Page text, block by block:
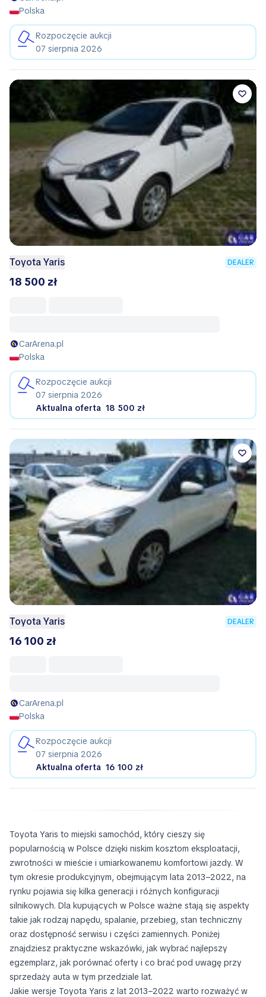
Polska
Rozpoczęcie aukcji
07 sierpnia 2026
Toyota Yaris DEALER
18 500 zł
CarArena.pl
Polska
Rozpoczęcie aukcji
07 sierpnia 2026
Aktualna oferta 18 500 zł
Toyota Yaris DEALER
16 100 zł
CarArena.pl
Polska
Rozpoczęcie aukcji
07 sierpnia 2026
Aktualna oferta 16 100 zł
Toyota Yaris to miejski samochód, który cieszy się
popularnością w Polsce dzięki niskim kosztom eksploatacji,
zwrotności w mieście i umiarkowanemu komfortowi jazdy. W
tym okresie produkcyjnym, obejmującym lata 2013–2022, na
rynku pojawia się kilka generacji i różnych konfiguracji
silnikowych. Dla kupujących w Polsce ważne stają się aspekty
takie jak rodzaj napędu, spalanie, przebieg, stan techniczny
oraz dostępność serwisu i części zamiennych. Poniżej
znajdziesz praktyczne wskazówki, jak wybrać najlepszy
egzemplarz, jak porównać oferty i co brać pod uwagę przy
sprzedaży auta w tym przedziale lat.
Jakie wersje Toyota Yaris z lat 2013–2022 warto rozważyć w